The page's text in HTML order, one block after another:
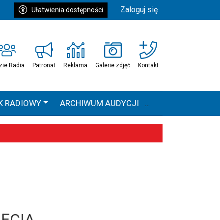
Ułatwienia dostępności Zaloguj się
Radia Patronat Reklama Galerie zdjęć Kontakt
RADIOWY ARCHIWUM AUDYCJI
HEAVEN TOUR